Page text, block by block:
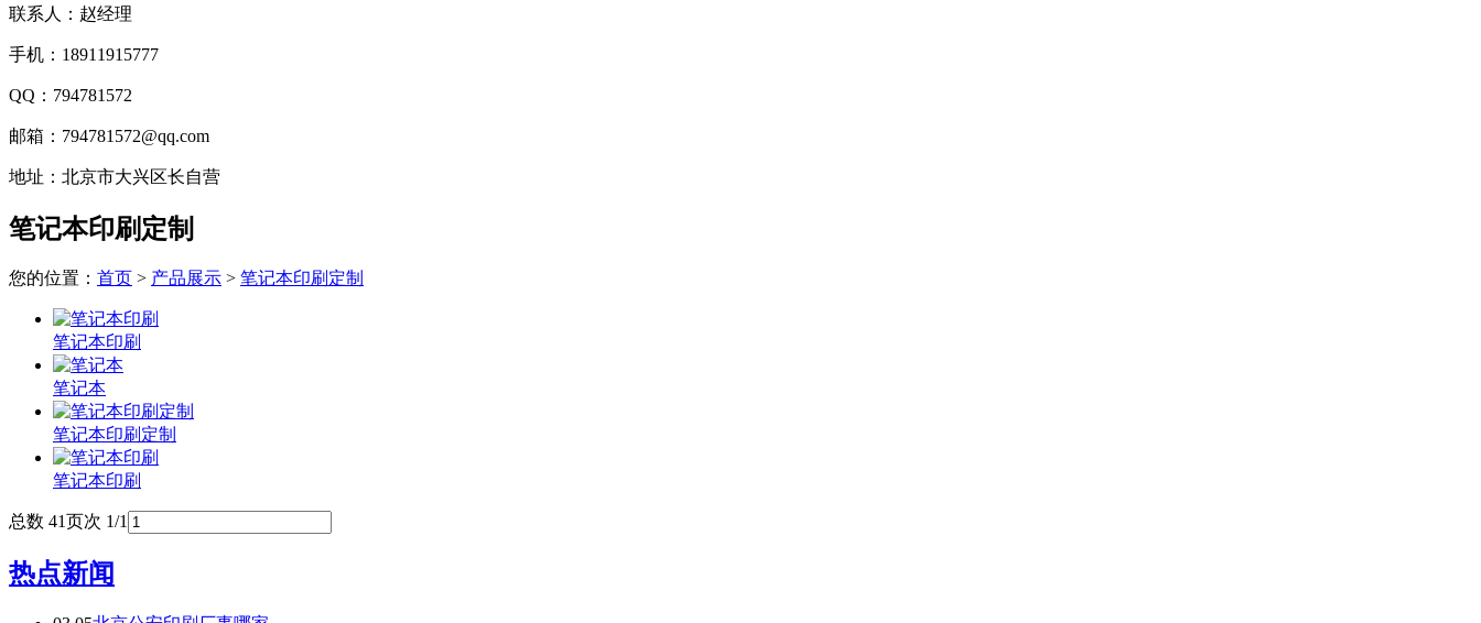
联系人：赵经理
手机：18911915777
QQ：794781572
邮箱：794781572@qq.com
地址：北京市大兴区长自营
笔记本印刷定制
您的位置： 首页 > 产品展示 > 笔记本印刷定制
笔记本印刷
笔记本
笔记本印刷定制
笔记本印刷
总数 41页次 1/1
热点新闻